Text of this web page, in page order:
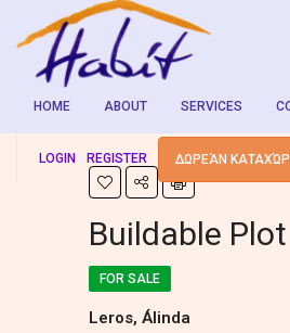
HOME ABOUT SERVICES
LOGIN REGISTER ΔΩΡΕΆΝ
Buildable
FOR SALE
Leros, Álinda